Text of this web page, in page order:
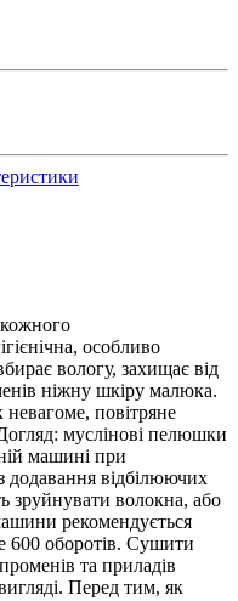
особливо
вологу, захищає від
ніжну шкіру малюка.
повітряне
муслінові пелюшки
машині при
додавання відбілюючих
зруйнувати волокна, або
рекомендується
600 оборотів. Сушити
та приладів
Перед тим, як